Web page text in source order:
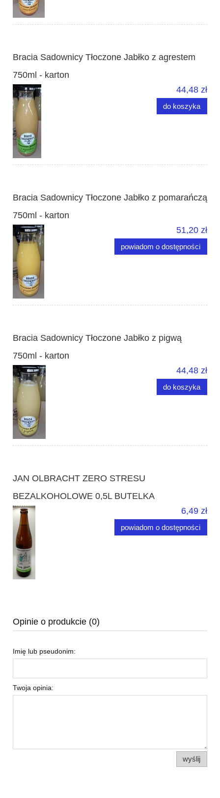
Bracia Sadownicy Tłoczone Jabłko z agrestem
750ml - karton
44,48 zł
do koszyka
Bracia Sadownicy Tłoczone Jabłko z pomarańczą
750ml - karton
51,20 zł
powiadom o dostępności
Bracia Sadownicy Tłoczone Jabłko z pigwą
750ml - karton
44,48 zł
do koszyka
JAN OLBRACHT ZERO STRESU
BEZALKOHOLOWE 0,5L BUTELKA
6,49 zł
powiadom o dostępności
Opinie o produkcie (0)
Imię lub pseudonim:
Twoja opinia:
wyślij